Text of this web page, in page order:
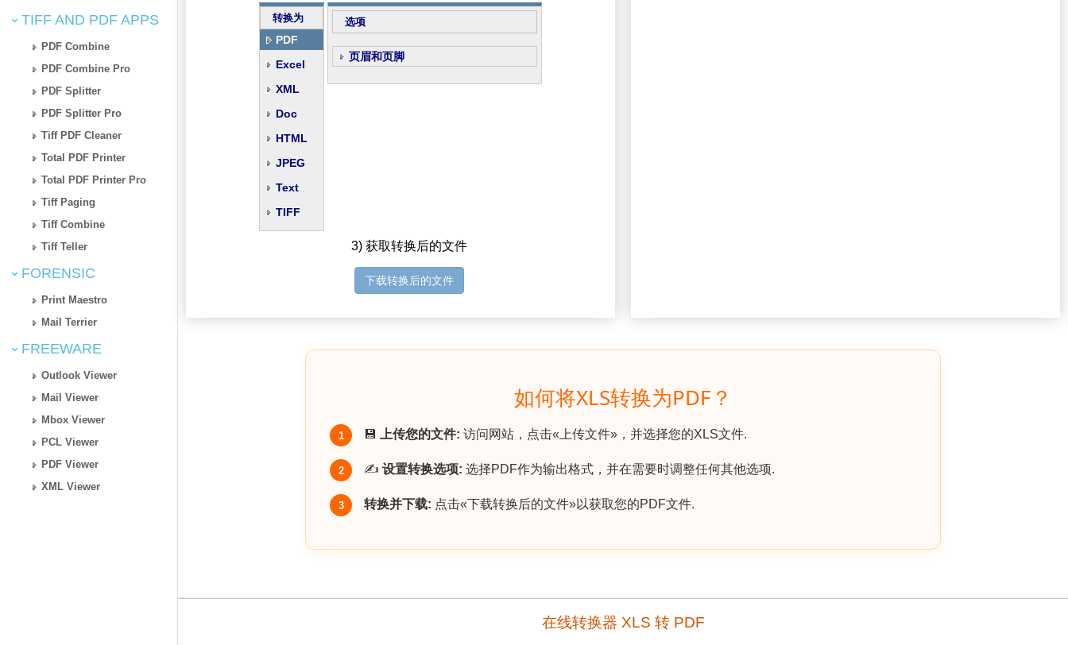
TIFF AND PDF APPS
PDF Combine
PDF Combine Pro
PDF Splitter
PDF Splitter Pro
Tiff PDF Cleaner
Total PDF Printer
Total PDF Printer Pro
Tiff Paging
Tiff Combine
Tiff Teller
FORENSIC
Print Maestro
Mail Terrier
FREEWARE
Outlook Viewer
Mail Viewer
Mbox Viewer
PCL Viewer
PDF Viewer
XML Viewer
转换为
PDF
Excel
XML
Doc
HTML
JPEG
Text
TIFF
选项
页眉和页脚
3) 获取转换后的文件
下载转换后的文件
如何将XLS转换为PDF？
1 💾 上传您的文件: 访问网站，点击«上传文件»，并选择您的XLS文件.
2 ✍️ 设置转换选项: 选择PDF作为输出格式，并在需要时调整任何其他选项.
3 转换并下载: 点击«下载转换后的文件»以获取您的PDF文件.
在线转换器 XLS 转 PDF